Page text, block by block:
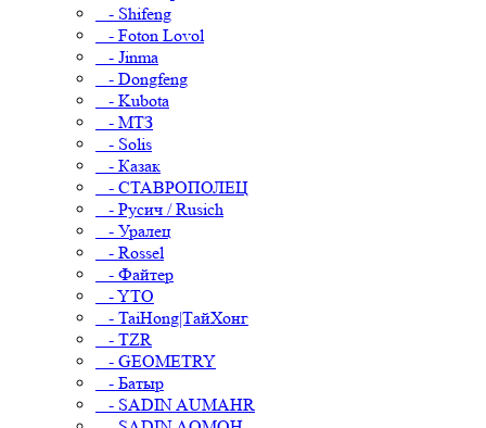
- Shifeng
- Foton Lovol
- Jinma
- Dongfeng
- Kubota
- МТЗ
- Solis
- Казак
- СТАВРОПОЛЕЦ
- Русич / Rusich
- Уралец
- Rossel
- Файтер
- YTO
- TaiHong|ТайХонг
- TZR
- GEOMETRY
- Батыр
- SADIN AUMAHR